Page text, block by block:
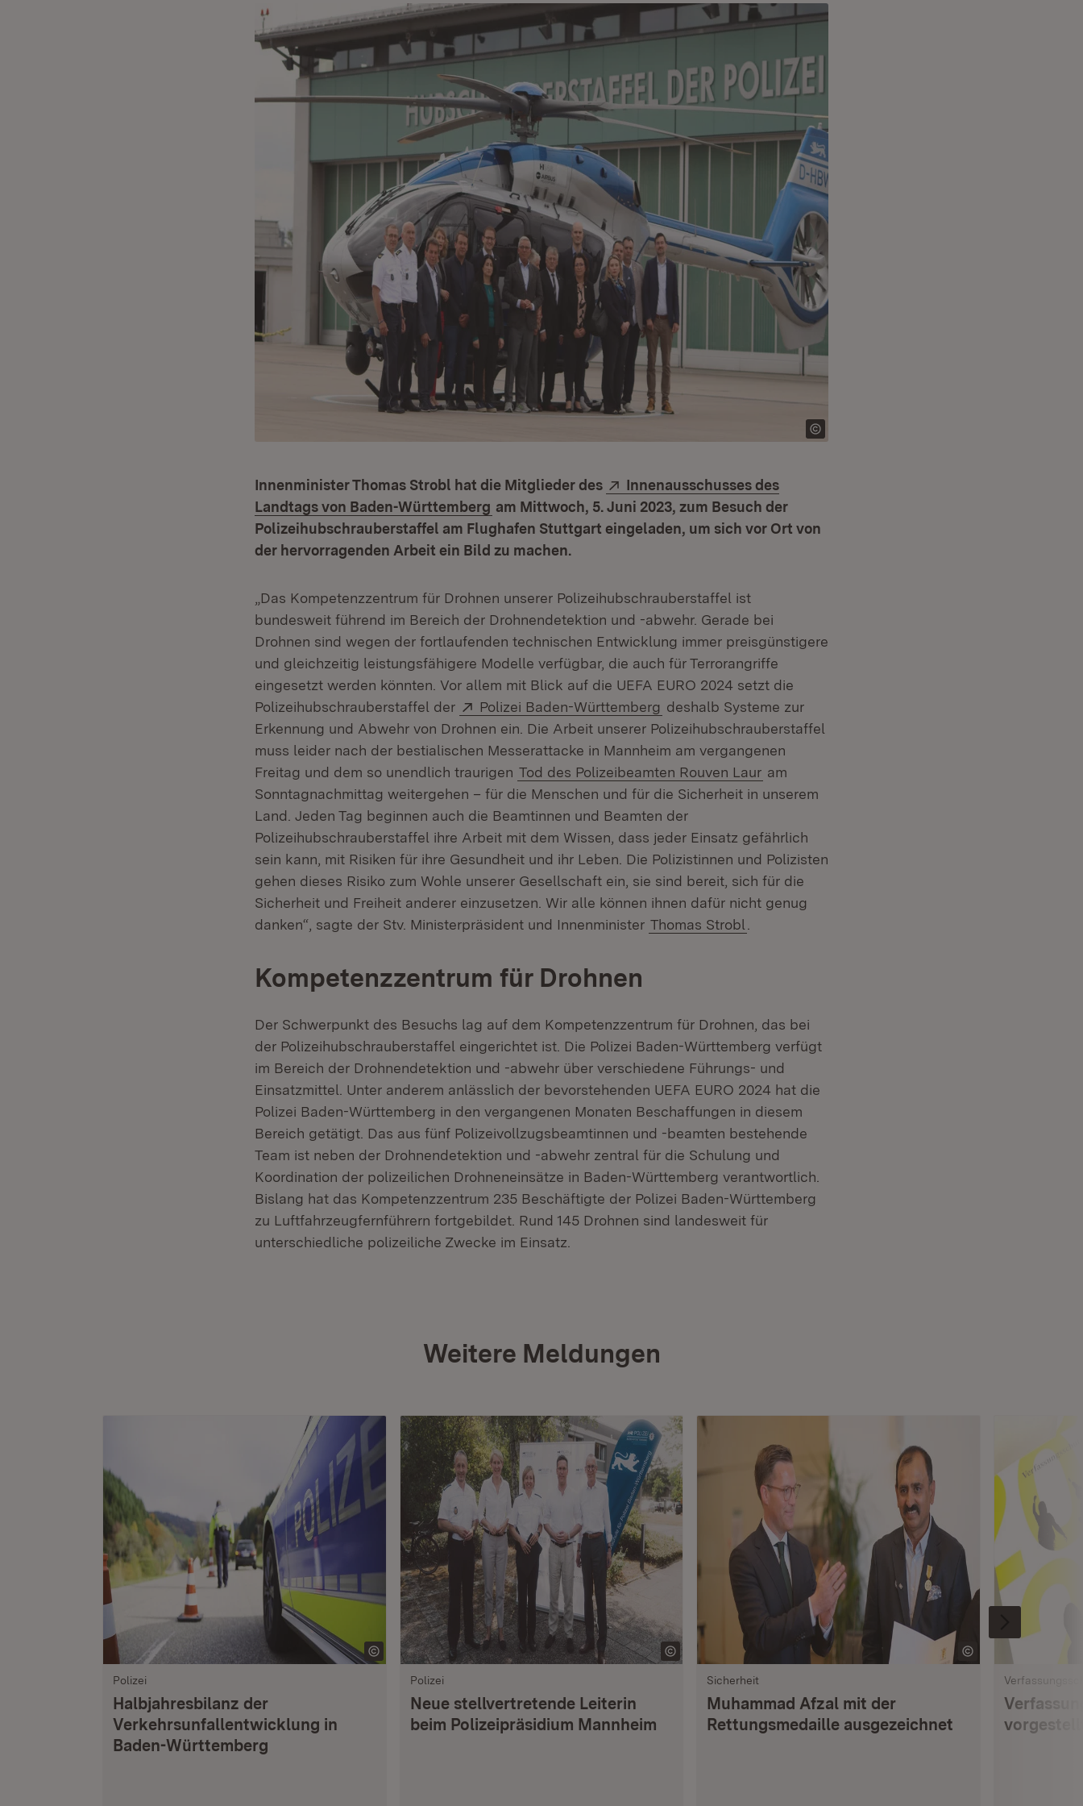
Innenminister Thomas Strobl hat die Mitglieder des Extern:
Innenausschusses des
Landtags von Baden-Württemberg (Öffnet in neuem Fenster)
am Mittwoch, 5. Juni 2023, zum Besuch der
Polizeihubschrauberstaffel am Flughafen Stuttgart eingeladen, um sich vor Ort von
der hervorragenden Arbeit ein Bild zu machen.
„Das Kompetenzzentrum für Drohnen unserer Polizeihubschrauberstaffel ist
bundesweit führend im Bereich der Drohnendetektion und -abwehr. Gerade bei
Drohnen sind wegen der fortlaufenden technischen Entwicklung immer preisgünstigere
und gleichzeitig leistungsfähigere Modelle verfügbar, die auch für Terrorangriffe
eingesetzt werden könnten. Vor allem mit Blick auf die UEFA EURO 2024 setzt die
Polizeihubschrauberstaffel der
Extern:
Polizei Baden-Württemberg (Öffnet in neuem Fenster)
deshalb Systeme zur
Erkennung und Abwehr von Drohnen ein. Die Arbeit unserer Polizeihubschrauberstaffel
muss leider nach der bestialischen Messerattacke in Mannheim am vergangenen
Freitag und dem so unendlich traurigen Tod des Polizeibeamten Rouven Laur am
Sonntagnachmittag weitergehen – für die Menschen und für die Sicherheit in unserem
Land. Jeden Tag beginnen auch die Beamtinnen und Beamten der
Polizeihubschrauberstaffel ihre Arbeit mit dem Wissen, dass jeder Einsatz gefährlich
sein kann, mit Risiken für ihre Gesundheit und ihr Leben. Die Polizistinnen und Polizisten
gehen dieses Risiko zum Wohle unserer Gesellschaft ein, sie sind bereit, sich für die
Sicherheit und Freiheit anderer einzusetzen. Wir alle können ihnen dafür nicht genug
danken“, sagte der Stv. Ministerpräsident und Innenminister Thomas Strobl
Kompetenzzentrum für Drohnen
Der Schwerpunkt des Besuchs lag auf dem Kompetenzzentrum für Drohnen, das bei
der Polizeihubschrauberstaffel eingerichtet ist. Die Polizei Baden-Württemberg verfügt
im Bereich der Drohnendetektion und -abwehr über verschiedene Führungs- und
Einsatzmittel. Unter anderem anlässlich der bevorstehenden UEFA EURO 2024 hat die
Polizei Baden-Württemberg in den vergangenen Monaten Beschaffungen in diesem
Bereich getätigt. Das aus fünf Polizeivollzugsbeamtinnen und -beamten bestehende
Team ist neben der Drohnendetektion und -abwehr zentral für die Schulung und
Koordination der polizeilichen Drohneneinsätze in Baden-Württemberg verantwortlich.
Bislang hat das Kompetenzzentrum 235 Beschäftigte der Polizei Baden-Württemberg
zu Luftfahrzeugfernführern fortgebildet. Rund 145 Drohnen sind landesweit für
unterschiedliche polizeiliche Zwecke im Einsatz.
Weitere Meldungen
Polizei
Halbjahresbilanz der
Verkehrsunfallentwicklung in
Baden-Württemberg
Polizei
Neue stellvertretende Leiterin
beim Polizeipräsidium Mannheim
Sicherheit
Muhammad Afzal mit der
Rettungsmedaille ausgezeichnet